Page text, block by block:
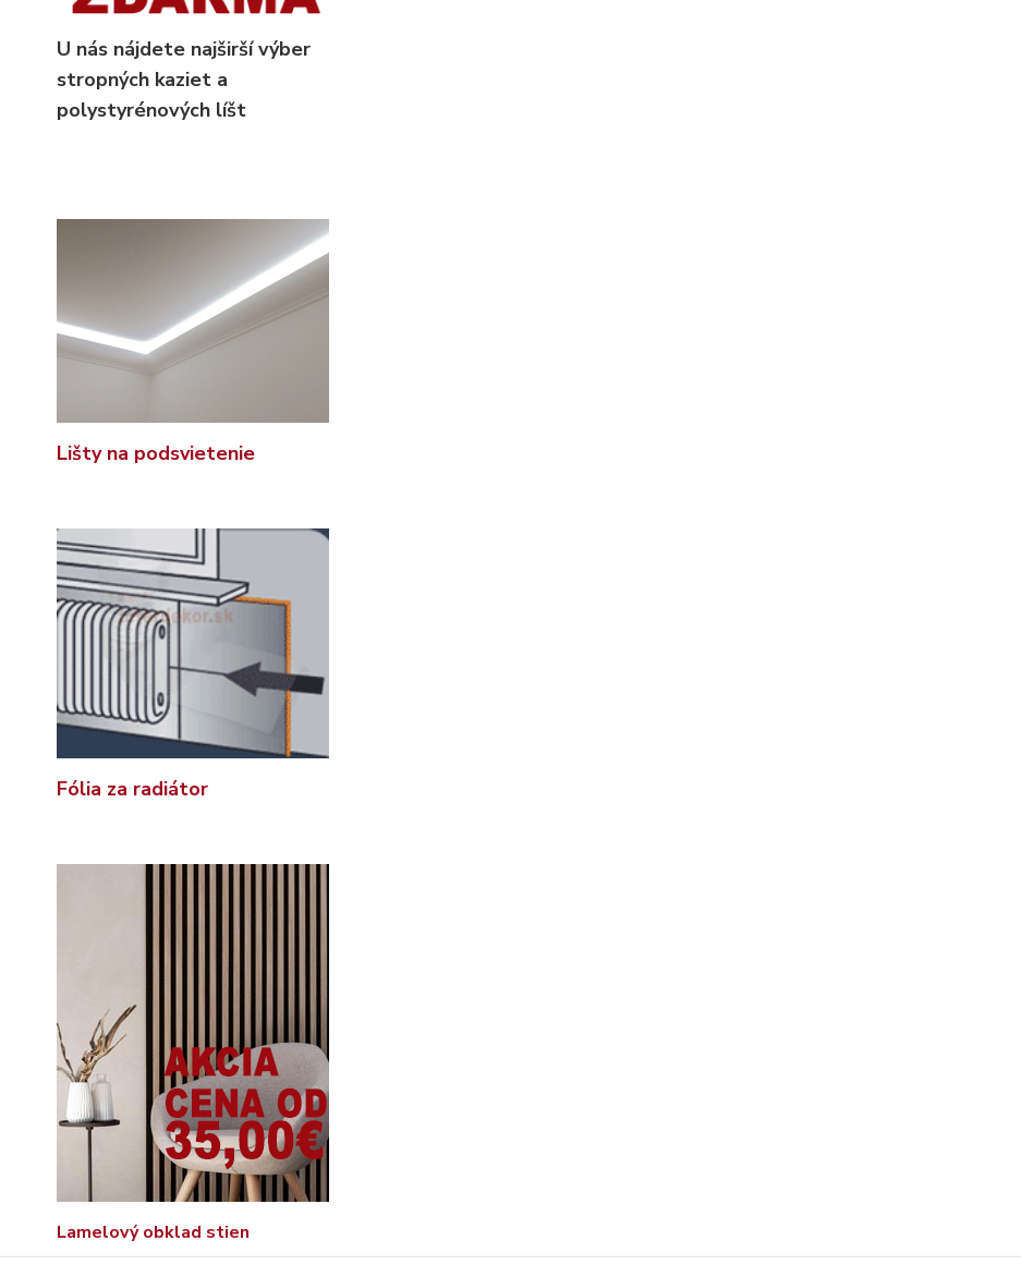
U nás nájdete najširší výber
stropných kaziet a
polystyrénových líšt
Lišty na podsvietenie
Fólia za radiátor
Lamelový obklad stien